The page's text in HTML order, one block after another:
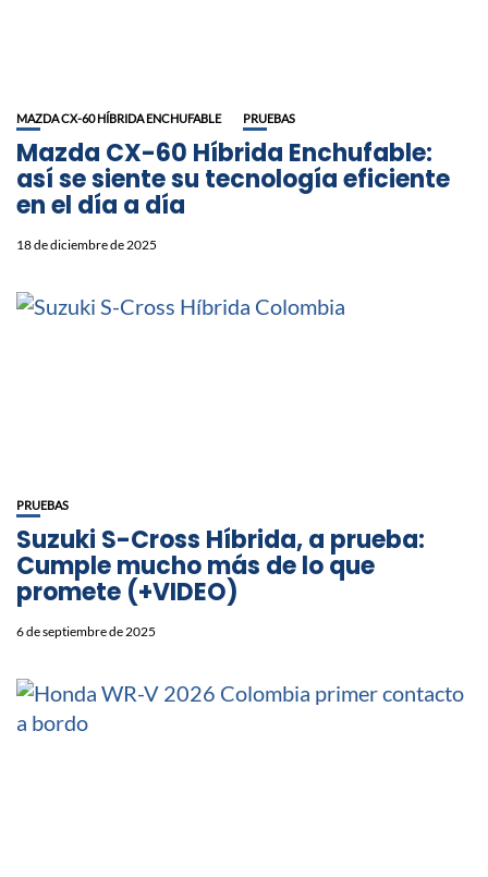
MAZDA CX-60 HÍBRIDA ENCHUFABLE PRUEBAS
Mazda CX-60 Híbrida Enchufable:
así se siente su tecnología eficiente
en el día a día
18 de diciembre de 2025
PRUEBAS
Suzuki S-Cross Híbrida, a prueba:
Cumple mucho más de lo que
promete (+VIDEO)
6 de septiembre de 2025